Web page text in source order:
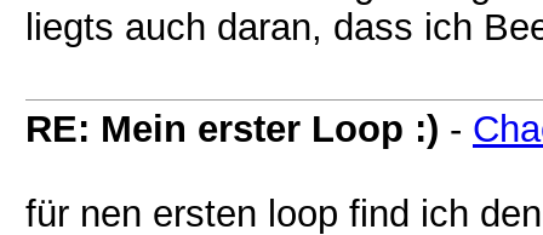
liegts auch daran, dass ich
RE: Mein erster Loop :) -
für nen ersten loop find ich